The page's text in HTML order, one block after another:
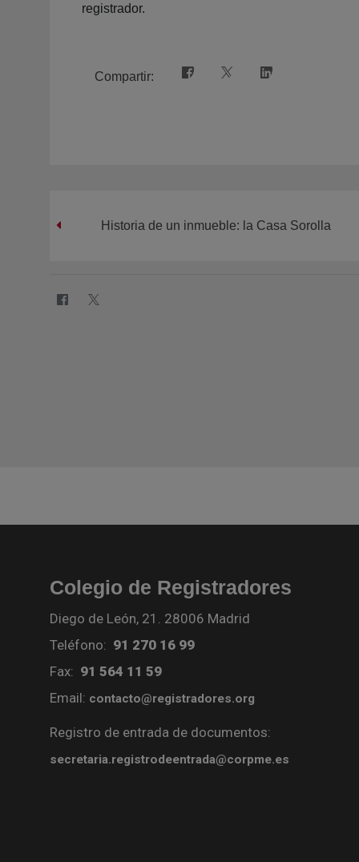
registrador.
Compartir:
Historia de un inmueble: la Casa Sorolla
Colegio de Registradores
Diego de León, 21. 28006 Madrid
Teléfono: 91 270 16 99
Fax: 91 564 11 59
Email: contacto@registradores.org
Registro de entrada de documentos:
secretaria.registrodeentrada@corpme.es